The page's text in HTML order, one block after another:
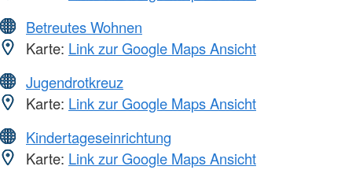
Betreutes Wohnen
Karte: Link zur Google Maps Ansicht
Jugendrotkreuz
Karte: Link zur Google Maps Ansicht
Kindertageseinrichtung
Karte: Link zur Google Maps Ansicht